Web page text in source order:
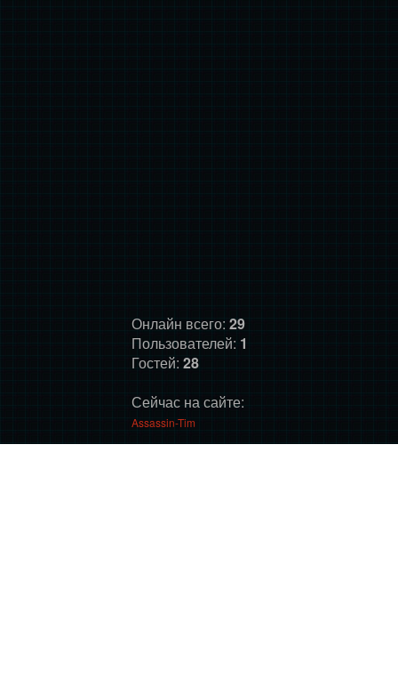
Онлайн всего: 29
Пользователей: 1
Гостей: 28
Сейчас на сайте:
Assassin-Tim